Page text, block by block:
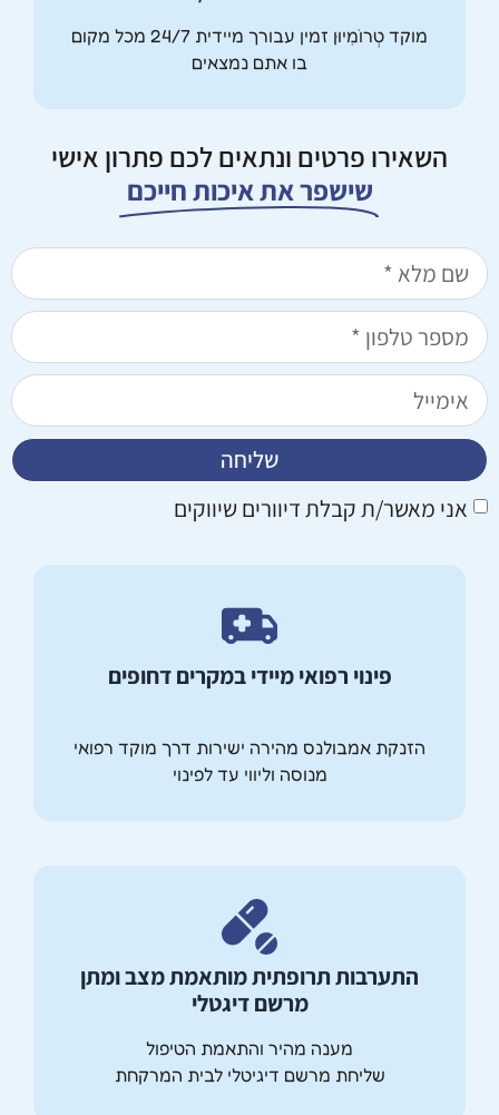
מוקד טְרוֹמִיוּן זמין עבורך מיידית 24/7 מכל מקום
בו אתם נמצאים
השאירו פרטים ונתאים לכם פתרון אישי
שישפר את איכות חייכם
אני מאשר/ת קבלת דיוורים שיווקים
שליחה
פינוי רפואי מיידי במקרים דחופים
הזנקת אמבולנס מהירה ישירות דרך מוקד רפואי
מנוסה וליווי עד לפינוי
התערבות תרופתית מותאמת מצב ומתן
מרשם דיגטלי
מענה מהיר והתאמת הטיפול
שליחת מרשם דיגיטלי לבית המרקחת